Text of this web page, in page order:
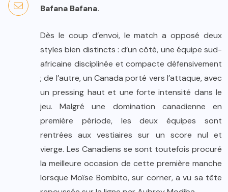
Bafana Bafana.
Dès le coup d’envoi, le match a opposé deux
styles bien distincts : d’un côté, une équipe sud-
africaine disciplinée et compacte défensivement
; de l’autre, un Canada porté vers l’attaque, avec
un pressing haut et une forte intensité dans le
jeu. Malgré une domination canadienne en
première période, les deux équipes sont
rentrées aux vestiaires sur un score nul et
vierge. Les Canadiens se sont toutefois procuré
la meilleure occasion de cette première manche
lorsque Moïse Bombito, sur corner, a vu sa tête